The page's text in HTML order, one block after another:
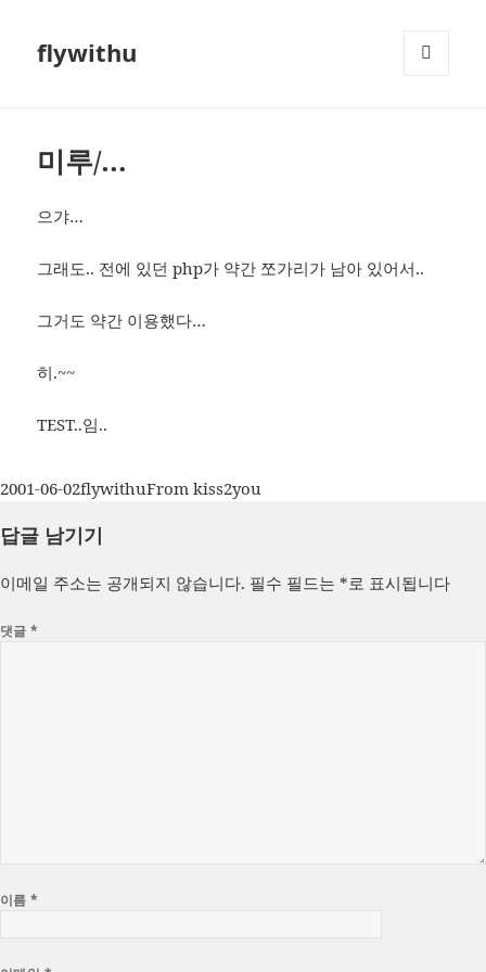
flywithu
미루/…
으갸…
그래도.. 전에 있던 php가 약간 쪼가리가 남아 있어서..
그거도 약간 이용했다…
히.~~
TEST..임..
작
일
2001-06-02글
이
flywithu카
From kiss2you
답글 남기기
이메일 주소는 공개되지 않습니다. 필수 필드는 *로 표시됩니다
댓글*
이름*